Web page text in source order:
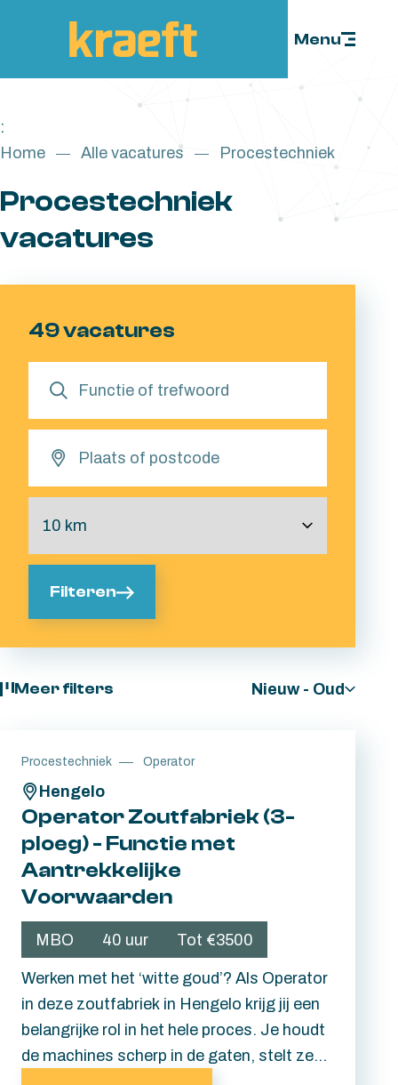
Menu
:
Home
Alle vacatures Procestechniek
Procestechniek
vacatures
Meer filters Nieuw - Oud
49 vacatures
Filteren
Procestechniek Operator
Operator Zoutfabriek (3-
ploeg) - Functie met
Aantrekkelijke
Voorwaarden
MBO
40 uur Tot €3500
Hengelo
Werken met het ‘witte goud’? Als Operator
in deze zoutfabriek in Hengelo krijg jij een
belangrijke rol in het hele proces. Je houdt
de machines scherp in de gaten, stelt ze